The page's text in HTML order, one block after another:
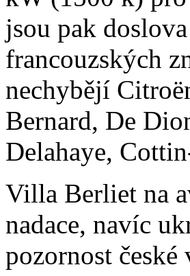
jsou pak
francouzských
nechybějí
Bernard, De
Delahaye,
Villa Berliet na
nadace, navíc
pozornost